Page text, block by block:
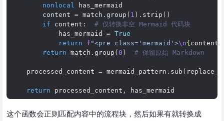
nonlocal
has_mermaid
content = match . group ( 1 ) . strip ()
if
content :
# 仅转换非空 Mermaid 代码块
has_mermaid
= True
return
f "<pre class='mermaid'>\n{content
return match . group (0 ) # 保留原始 Markdown
processed_content = mermaid_pattern . sub (
return processed_content , has_mermaid
这个函数会正则匹配内容中的流程块，然后如果有就转换成